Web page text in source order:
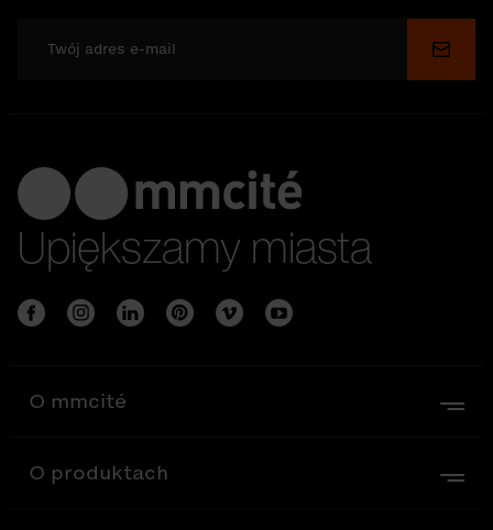
Wyślij
Upiększamy miasta
O mmcité
O produktach